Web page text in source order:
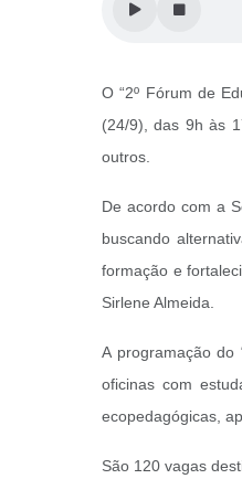
O “2º Fórum de
(24/9), das 9h às
outros.
De acordo com a
buscando
formação e
Sirlene Almeida.
A programação do
oficinas com
ecopedagógicas,
São 120 vagas